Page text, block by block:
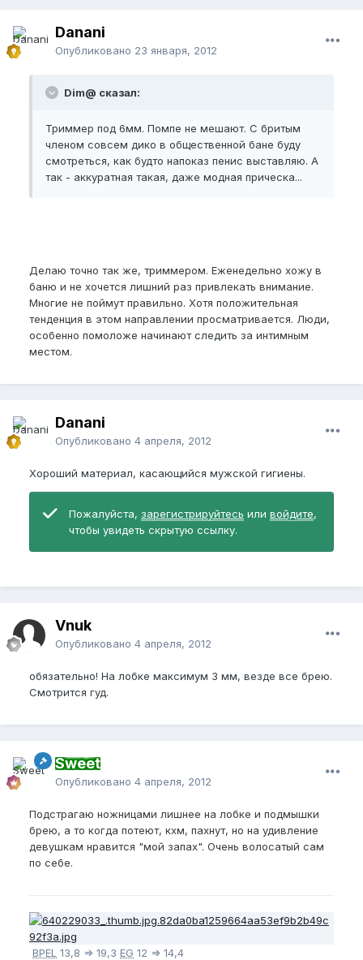
Danani
Опубликовано 23 января, 2012
Dim@ сказал:
Триммер под 6мм. Помпе не мешают. С бритым
членом совсем дико в общественной бане буду
смотреться, как будто напоказ пенис выставляю. А
так - аккуратная такая, даже модная прическа...
Делаю точно так же, триммером. Еженедельно хожу в
баню и не хочется лишний раз привлекать внимание.
Многие не поймут правильно. Хотя положительная
тенденция в этом направлении просматривается. Люди,
особенно помоложе начинают следить за интимным
местом.
Danani
Опубликовано 4 апреля, 2012
Хороший материал, касающийся мужской гигиены.
Пожалуйста, зарегистрируйтесь или войдите,
чтобы увидеть скрытую ссылку.
Vnuk
Опубликовано 4 апреля, 2012
обязательно! На лобке максимум 3 мм, везде все брею.
Смотрится гуд.
Sweet
Опубликовано 4 апреля, 2012
Подстрагаю ножницами лишнее на лобке и подмышки
брею, а то когда потеют, кхм, пахнут, но на удивление
девушкам нравится "мой запах". Очень волосатый сам
по себе.
BPEL 13,8 => 19,3 EG 12 => 14,4